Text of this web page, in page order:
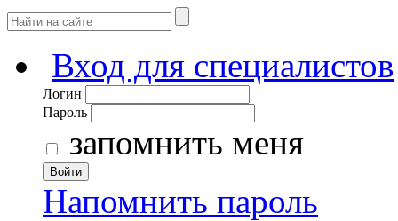
Вход для специалистов
Логин
Пароль
запомнить меня
Войти
Напомнить пароль